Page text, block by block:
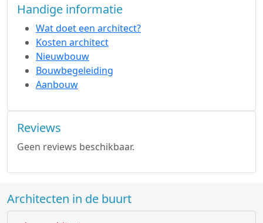
Handige informatie
Wat doet een architect?
Kosten architect
Nieuwbouw
Bouwbegeleiding
Aanbouw
Reviews
Geen reviews beschikbaar.
Architecten in de buurt